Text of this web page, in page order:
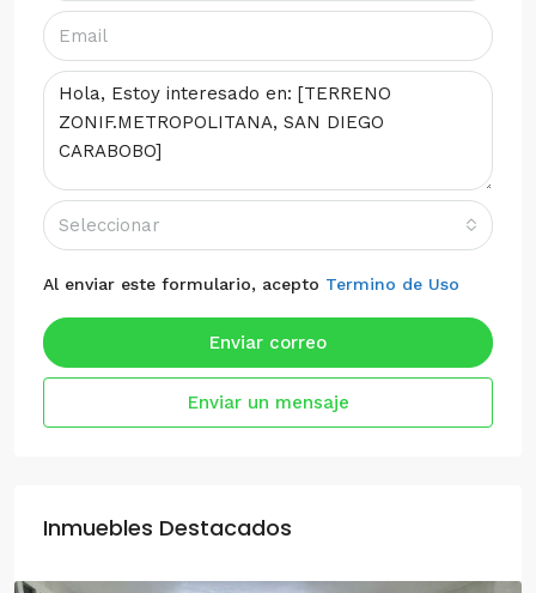
Seleccionar
Al enviar este formulario, acepto Termino de Uso
Enviar correo
Enviar un mensaje
Inmuebles Destacados